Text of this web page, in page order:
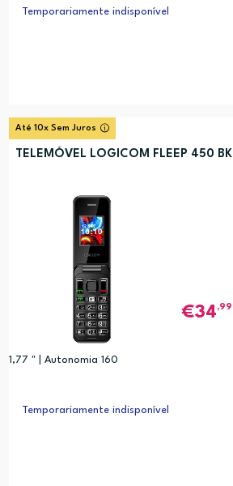
Temporariamente indisponível
Até 10x Sem Juros
TELEMÓVEL LOGICOM FLEEP 450 BK
1,77 " | Autonomia 160
34,99
Temporariamente indisponível